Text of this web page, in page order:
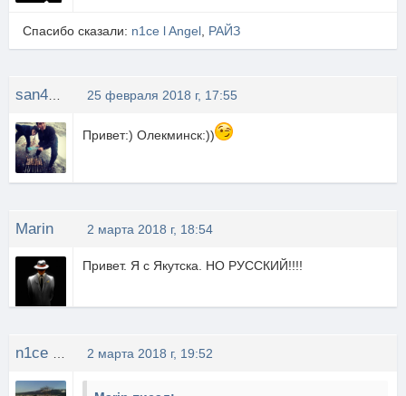
Спасибо сказали: n1ce l Angel РАЙЗ
25 февраля 2018 г, 17:55
Привет:) Олекминск:))
Marin 2 марта 2018 г, 18:54
Привет. Я с Якутска. НО РУССКИЙ!!!!
2 марта 2018 г, 19:52